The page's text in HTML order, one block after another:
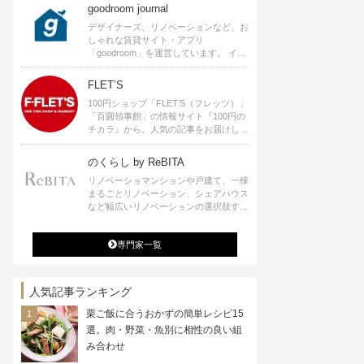
goodroom journal
デザイナーズ、リノベーションなど、お
しゃれな賃貸サイト・アプリ
「goodroom」を運営しています。 イン
テリアや、ひとり暮らし、ふたり暮らし
のアイディアなど、賃貸でも自分らしい
暮らしを楽しむためのヒントをお届けし
ます。
FLET’S
100円ショップ「FLET’S（フレッツ）」
「百圓領事館」の情報サイト『100円の
チカラ』から、人気の記事をお届けしま
す。
のくらし by ReBITA
リノベーショマンションや戸建て、一棟
まるごとリノベーション、シェアハウス
など幅広いリノベーションの選択肢すべ
ジ・シェアスペースなど、「住む」だけ
ではなく「働く」「遊ぶ」「学ぶ」「旅
する」といった領域でも、暮らしや生き
専門家一覧
人気記事ランキング
栗ご飯に合うおかずの簡単レシピ15
選。肉・野菜・魚別に相性の良い組
み合わせ